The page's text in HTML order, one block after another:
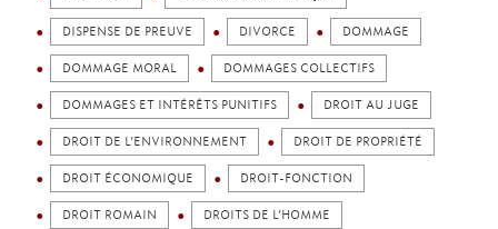
DISPENSE DE PREUVE DIVORCE DOMMAGE
DOMMAGE MORAL DOMMAGES COLLECTIFS
DOMMAGES ET INTÉRÊTS PUNITIFS DROIT AU JUGE
DROIT DE L’ENVIRONNEMENT DROIT DE PROPRIÉTÉ
DROIT ÉCONOMIQUE DROIT-FONCTION
DROIT ROMAIN DROITS DE L’HOMME